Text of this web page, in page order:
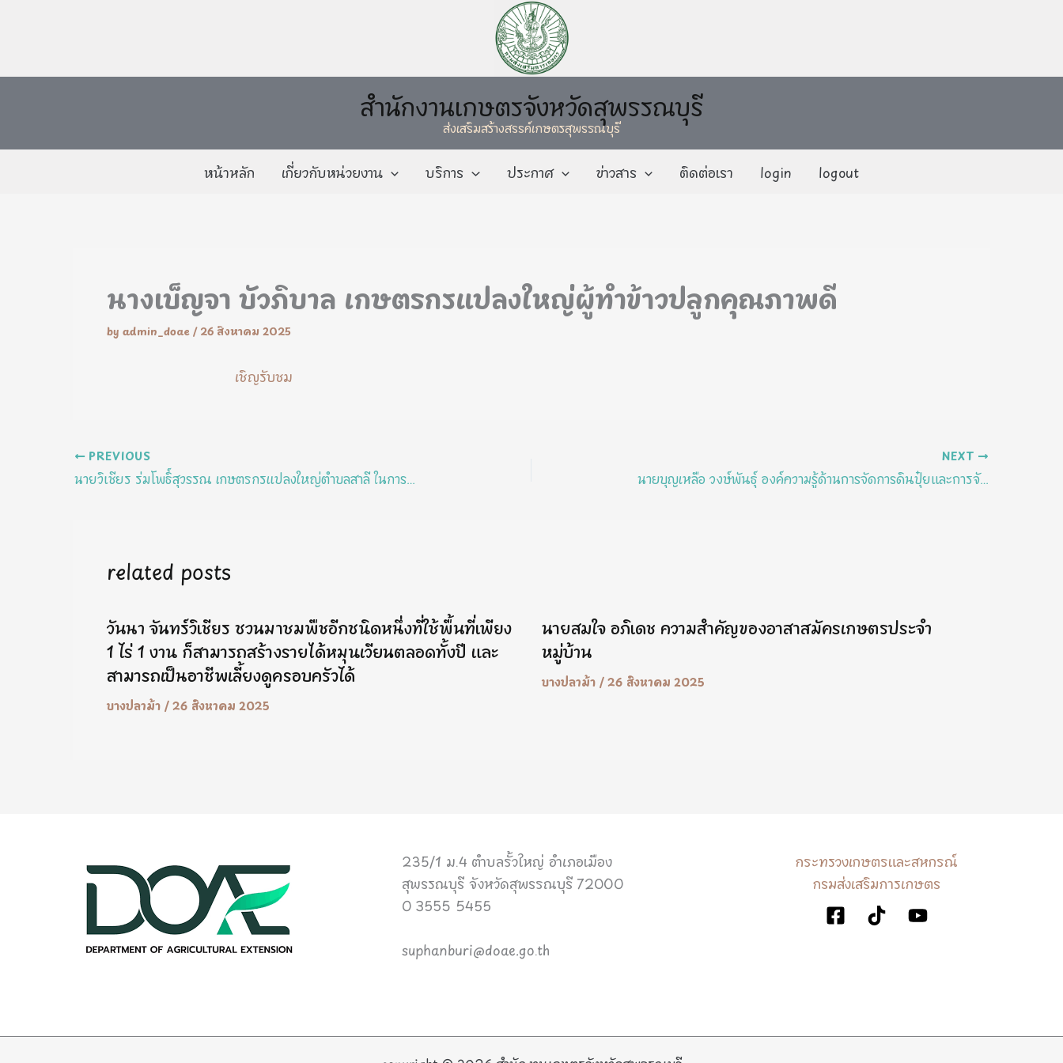
สำนักงานเกษตรจังหวัดสุพรรณบุรี
ส่งเสริมสร้างสรรค์เกษตรสุพรรณบุรี
หน้าหลัก เกี่ยวกับหน่วยงาน บริการ ประกาศ ข่าวสาร ติดต่อเรา login logout
นางเบ็ญจา บัวภิบาล เกษตรกรแปลงใหญ่ผู้ทำข้าวปลูกคุณภาพดี
by admin_doae/26 สิงหาคม 2025
เชิญรับชม
PREVIOUS
นายวิเชียร ร่มโพธิ์สุวรรณ เกษตรกรแปลงใหญ่ตำบลสาลี ในการทำนา 600 ไร่
NEXT
นายบุญเหลือ วงษ์พันธุ์ องค์ความรู้ด้านการจัดการดินปุ๋ยและการจัดการศัตรูพืช “การผสมปุ๋ยใช้เองและการผลิตสมุนไพรไล่แมลง”
related posts
วันนา จันทร์วิเชียร ชวนมาชมพืชอีกชนิดหนึ่งที่ใช้พื้นที่เพียง
1 ไร่ 1 งาน ก็สามารถสร้างรายได้หมุนเวียนตลอดทั้งปี และ
สามารถเป็นอาชีพเลี้ยงดูครอบครัวได้
บางปลาม้า/26 สิงหาคม 2025
นายสมใจ อภิเดช ความสำคัญของอาสาสมัครเกษตรประจำ
หมู่บ้าน
บางปลาม้า/26 สิงหาคม 2025
235/1 ม.4 ตำบลรั้วใหญ่ อำเภอเมือง
สุพรรณบุรี จังหวัดสุพรรณบุรี 72000
0 3555 5455
suphanburi@doae.go.th
กระทรวงเกษตรและสหกรณ์
กรมส่งเสริมการเกษตร